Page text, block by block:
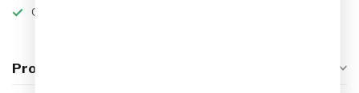
Gratis verzending vanaf €94,95!
Productomschrijving